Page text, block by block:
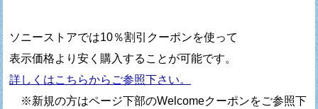
ソニーストアでは10％割引クーポンを使って
表示価格より安く購入することが可能です。
詳しくはこちらからご参照下さい。
※新規の方はページ下部のWelcomeクーポンをご参照下